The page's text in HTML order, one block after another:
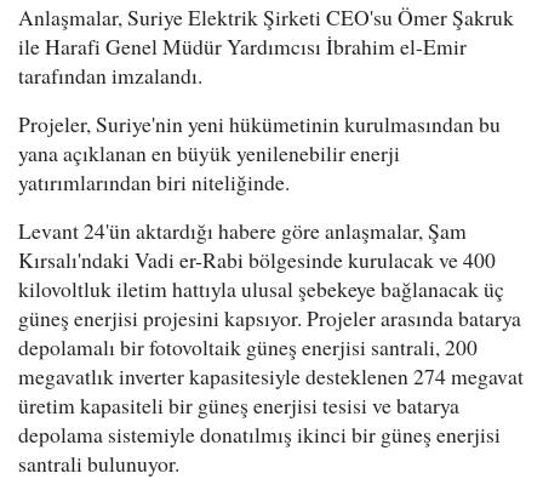
Anlaşmalar, Suriye Elektrik Şirketi CEO'su Ömer Şakruk
ile Harafi Genel Müdür Yardımcısı İbrahim el-Emir
tarafından imzalandı.
Projeler, Suriye'nin yeni hükümetinin kurulmasından bu
yana açıklanan en büyük yenilenebilir enerji
yatırımlarından biri niteliğinde.
Levant 24'ün aktardığı habere göre anlaşmalar, Şam
Kırsalı'ndaki Vadi er-Rabi bölgesinde kurulacak ve 400
kilovoltluk iletim hattıyla ulusal şebekeye bağlanacak üç
güneş enerjisi projesini kapsıyor. Projeler arasında batarya
depolamalı bir fotovoltaik güneş enerjisi santrali, 200
megavatlık inverter kapasitesiyle desteklenen 274 megavat
üretim kapasiteli bir güneş enerjisi tesisi ve batarya
depolama sistemiyle donatılmış ikinci bir güneş enerjisi
santrali bulunuyor.